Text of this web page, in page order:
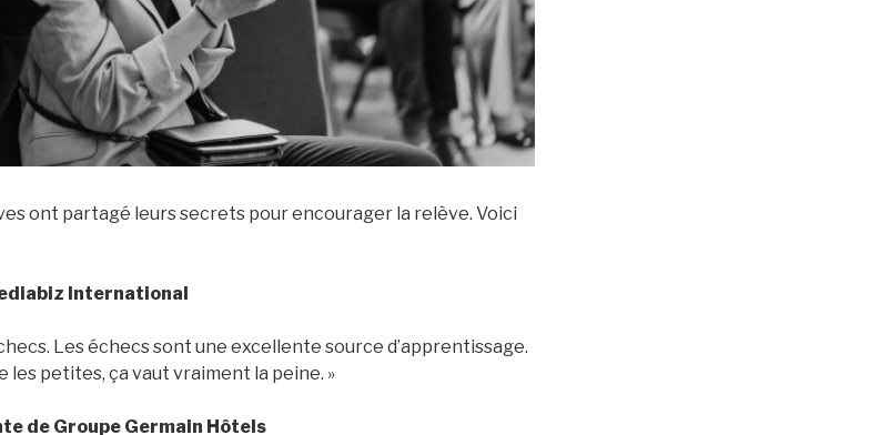
ont partagé leurs secrets pour encourager la relève. Voici
International
Les échecs sont une excellente source d’apprentissage.
les petites, ça vaut vraiment la peine. »
de Groupe Germain Hôtels